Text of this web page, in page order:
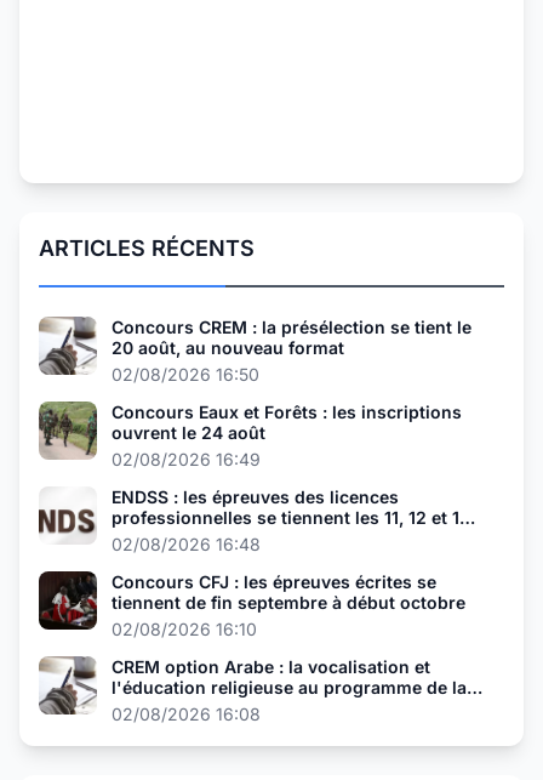
ARTICLES RÉCENTS
Concours CREM : la présélection se tient le
20 août, au nouveau format
02/08/2026 16:50
Concours Eaux et Forêts : les inscriptions
ouvrent le 24 août
02/08/2026 16:49
ENDSS : les épreuves des licences
professionnelles se tiennent les 11, 12 et 13
août
02/08/2026 16:48
Concours CFJ : les épreuves écrites se
tiennent de fin septembre à début octobre
02/08/2026 16:10
CREM option Arabe : la vocalisation et
l'éducation religieuse au programme de la
présélection
02/08/2026 16:08